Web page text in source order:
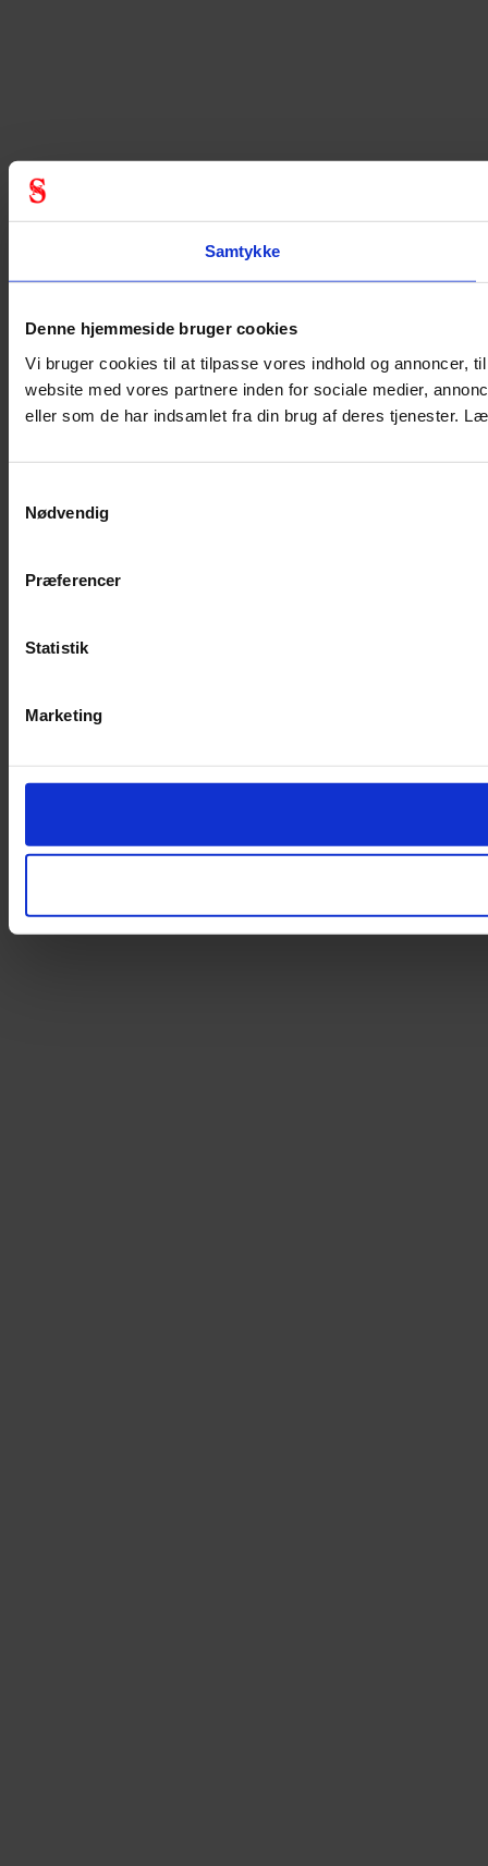
Samtykke
Denne hjemmeside bruger cookies
Vi bruger cookies til at tilpasse vores indhold og annoncer,
website med vores partnere inden for sociale medier,
eller som de har indsamlet fra din brug af deres tjenester.
Nødvendig
Præferencer
Statistik
Marketing